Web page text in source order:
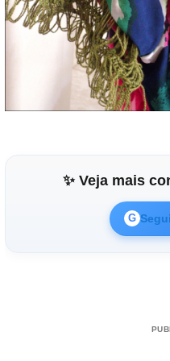
✨ Veja mais
G